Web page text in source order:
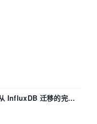
InfluxDB 迁移的完整